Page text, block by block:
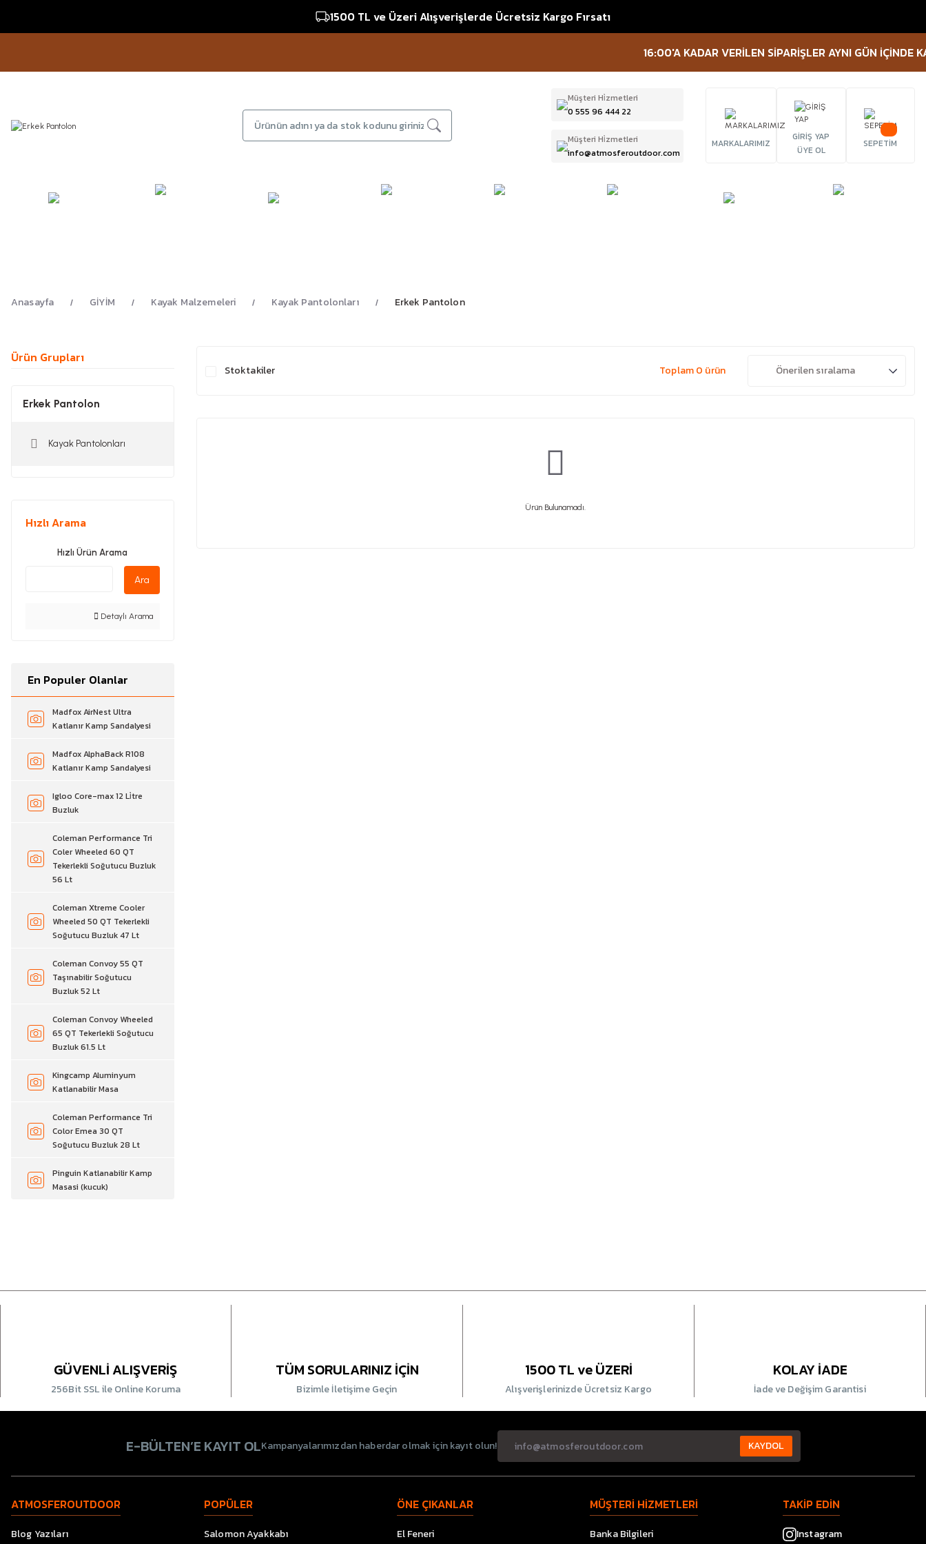
1500 TL ve Üzeri Alışverişlerde Ücretsiz Kargo Fırsatı
16:00'A KADAR VERİLEN SİPARİŞLER AYNI GÜN İÇİNDE
Müşteri Hi̇zmetleri
0 555 96 444 22
Müşteri Hi̇zmetleri
info@atmosferoutdoor.com
MARKALARIMIZ
GİRİŞ YAP
ÜYE OL
SEPETİM
Anasayfa GİYİM Kayak Malzemeleri Kayak Pantolonları Erkek Pantolon
Ürün Grupları
Erkek Pantolon
Kayak Pantolonları
Hızlı Arama
Hızlı Ürün Arama
Ara
Detaylı Arama
En Populer Olanlar
Madfox AirNest Ultra
Katlanır Kamp Sandalyesi
Madfox AlphaBack R108
Katlanır Kamp Sandalyesi
Igloo Core-max 12 Li̇tre
Buzluk
Coleman Performance Tri
Coler Wheeled 60 QT
Tekerlekli Soğutucu Buzluk
56 Lt
Coleman Xtreme Cooler
Wheeled 50 QT Tekerlekli
Soğutucu Buzluk 47 Lt
Coleman Convoy 55 QT
Taşınabilir Soğutucu
Buzluk 52 Lt
Coleman Convoy Wheeled
65 QT Tekerlekli Soğutucu
Buzluk 61.5 Lt
Kingcamp Aluminyum
Katlanabilir Masa
Coleman Performance Tri
Color Emea 30 QT
Soğutucu Buzluk 28 Lt
Pinguin Katlanabilir Kamp
Masasi (kucuk)
Stoktakiler Toplam 0 ürün
Ürün Bulunamadı.
GÜVENLİ ALIŞVERİŞ
256Bit SSL ile Online Koruma
TÜM SORULARINIZ İÇİN
Bizimle İletişime Geçin
1500 TL ve ÜZERİ
Alışverişlerinizde Ücretsiz Kargo
KOLAY İADE
İade ve Değişim Garantisi
E-BÜLTEN’E KAYIT OLKampanyalarımızdan haberdar olmak için kayıt olun! KAYDOL
ATMOSFEROUTDOOR
Blog Yazıları
POPÜLER
Salomon Ayakkabı
ÖNE ÇIKANLAR
El Feneri
MÜŞTERİ HİZMETLERİ
Banka Bilgileri
TAKİP EDİN
Instagram